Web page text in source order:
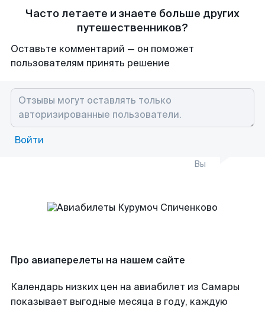
Часто летаете и знаете больше других
путешественников?
Оставьте комментарий — он поможет
пользователям принять решение
Войти
Вы
Про авиаперелеты на нашем сайте
Календарь низких цен на авиабилет из Самары
показывает выгодные месяца в году, каждую